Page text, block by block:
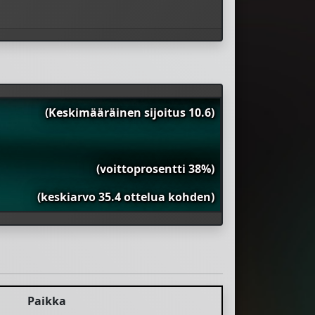
(Keskimääräinen sijoitus 10.6)
(voittoprosentti 38%)
(keskiarvo 35.4 ottelua kohden)
Paikka